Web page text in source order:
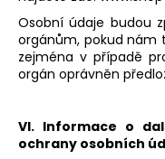
Osobní údaje budou
orgánům, pokud nám
zejména v případě
orgán oprávněn
VI. Informace o
ochrany osobních